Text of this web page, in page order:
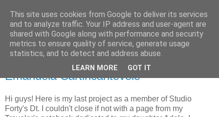
piątek, 30 sierpnia 2024
Traveler’s notebook “Sun and Sea”|
Emanuela Cartincantevole
Hi guys! Here is my last project as a member of Studio
Forty's Dt. I couldn't close if not with a page from my
This site uses cookies from Google to deliver its services
and to analyze traffic. Your IP address and user-agent are
shared with Google along with performance and security
metrics to ensure quality of service, generate usage
statistics, and to detect and address abuse.
LEARN MORE GOT IT